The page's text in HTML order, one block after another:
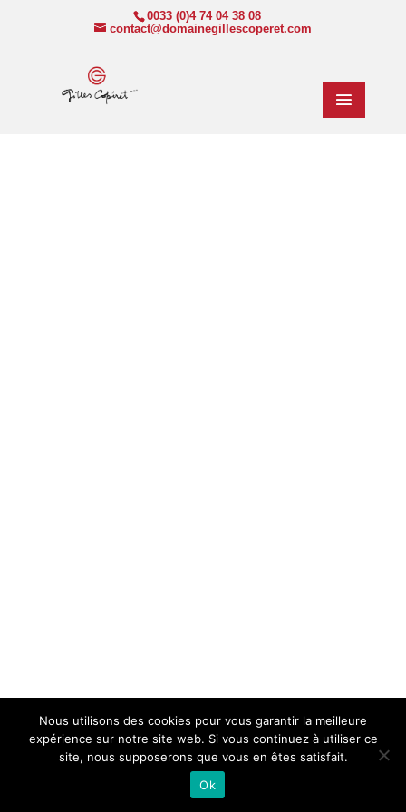
0033 (0)4 74 04 38 08
contact@domainegillescoperet.com
Nous utilisons des cookies pour vous garantir la meilleure
expérience sur notre site web. Si vous continuez à utiliser ce
site, nous supposerons que vous en êtes satisfait.
Ok